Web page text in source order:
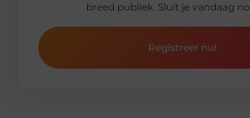
breed publiek. Sluit je vandaag
Registreer nu!